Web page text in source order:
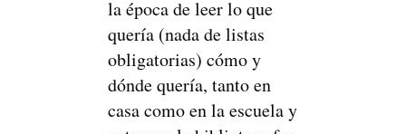
la época de leer lo que
quería (nada de listas
obligatorias) cómo y
dónde quería, tanto en
casa como en la escuela y